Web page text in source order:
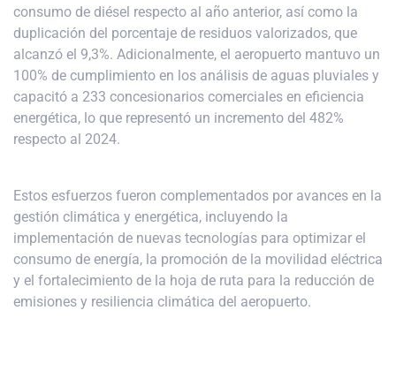
consumo de diésel respecto al año anterior, así como la
duplicación del porcentaje de residuos valorizados, que
alcanzó el 9,3%. Adicionalmente, el aeropuerto mantuvo un
100% de cumplimiento en los análisis de aguas pluviales y
capacitó a 233 concesionarios comerciales en eficiencia
energética, lo que representó un incremento del 482%
respecto al 2024.
Estos esfuerzos fueron complementados por avances en la
gestión climática y energética, incluyendo la
implementación de nuevas tecnologías para optimizar el
consumo de energía, la promoción de la movilidad eléctrica
y el fortalecimiento de la hoja de ruta para la reducción de
emisiones y resiliencia climática del aeropuerto.